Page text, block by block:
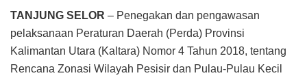
TANJUNG SELOR – Penegakan dan pengawasan
pelaksanaan Peraturan Daerah (Perda) Provinsi
Kalimantan Utara (Kaltara) Nomor 4 Tahun 2018, tentang
Rencana Zonasi Wilayah Pesisir dan Pulau-Pulau Kecil